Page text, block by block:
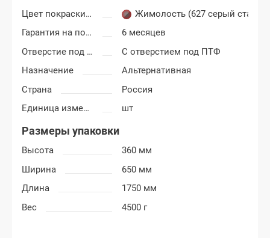
Цвет покраски ВАЗ 2113, 2114, 2115
Жимолость (627 серый
Гарантия на покраску
6 месяцев
Отверстие под ПТФ
С отверстием под ПТФ
Назначение
Альтернативная
Страна
Россия
Единица измерения
шт
Размеры упаковки
Высота
360 мм
Ширина
650 мм
Длина
1750 мм
Вес
4500 г